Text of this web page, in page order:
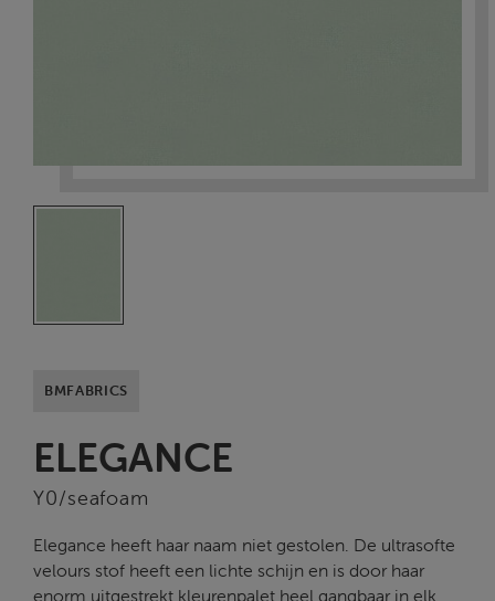
BMFABRICS
ELEGANCE
Y0/seafoam
Elegance heeft haar naam niet gestolen. De ultrasofte
velours stof heeft een lichte schijn en is door haar
enorm uitgestrekt kleurenpalet heel gangbaar in elk